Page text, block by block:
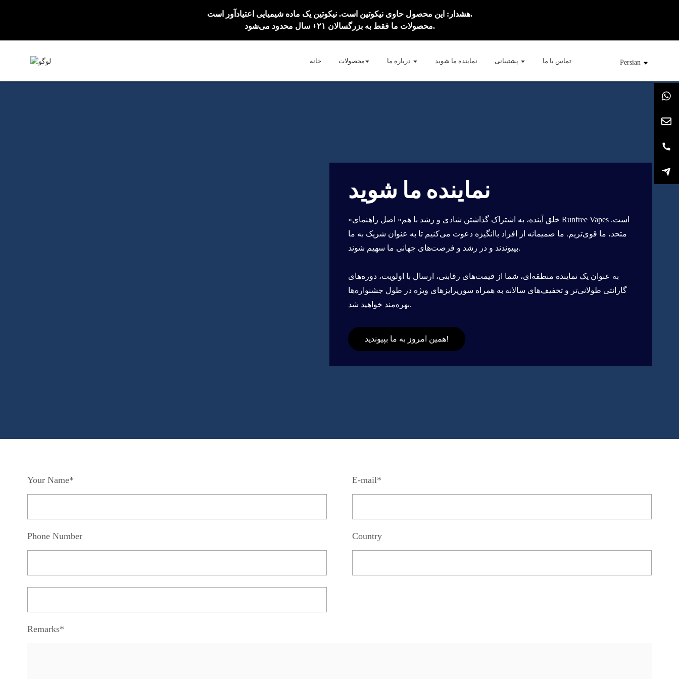
هشدار: این محصول حاوی نیکوتین است. نیکوتین یک ماده شیمیایی اعتیادآور است.
محصولات ما فقط به بزرگسالان ۲۱+ سال محدود می‌شود.
خانه محصولات درباره ما نماینده ما شوید پشتیبانی تماس با ما Persian
نماینده ما شوید
«خلق آینده، به اشتراک گذاشتن شادی و رشد با هم» اصل راهنمای Runfree Vapes است.
متحد، ما قوی‌تریم. ما صمیمانه از افراد باانگیزه دعوت می‌کنیم تا به عنوان شریک به ما
بپیوندند و در رشد و فرصت‌های جهانی ما سهیم شوند.
به عنوان یک نماینده منطقه‌ای، شما از قیمت‌های رقابتی، ارسال با اولویت، دوره‌های
گارانتی طولانی‌تر و تخفیف‌های سالانه به همراه سورپرایزهای ویژه در طول جشنواره‌ها
بهره‌مند خواهید شد.
همین امروز به ما بپیوندید!
Your Name* E-mail*
Phone Number Country
Remarks*